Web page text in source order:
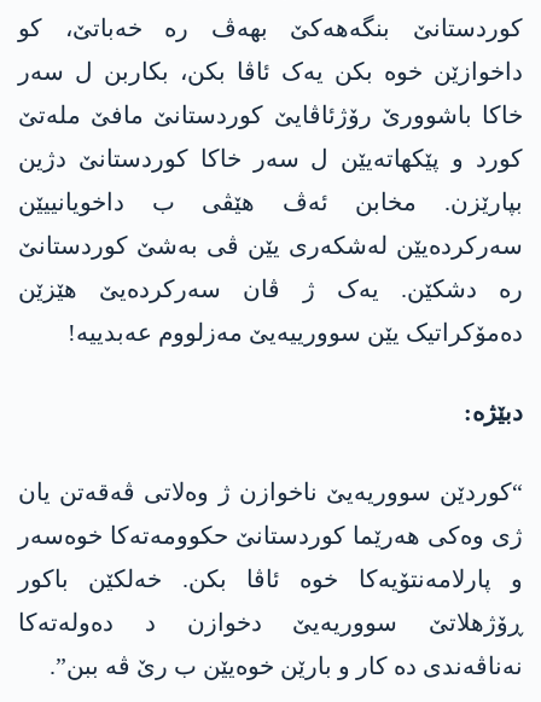
کوردستانێ بنگەھەکێ بھەڤ رە خەباتێ، کو
داخوازێن خوە بکن یەک ئاڤا بکن، بکاربن ل سەر
خاکا باشوورێ رۆژئاڤایێ کوردستانێ مافێ ملەتێ
کورد و پێکھاتەیێن ل سەر خاکا کوردستانێ دژین
بپارێزن. مخابن ئەڤ ھێڤی ب داخویانییێن
سەرکردەیێن لەشکەری یێن ڤی بەشێ کوردستانێ
رە دشکێن. یەک ژ ڤان سەرکردەیێ ھێزێن
دەمۆکراتیک یێن سوورییەیێ مەزلووم عەبدییە!
دبێژە:
“کوردێن سووریەیێ ناخوازن ژ وەلاتی ڤەقەتن یان
ژی وەکی ھەرێما کوردستانێ حکوومەتەکا خوەسەر
و پارلامەنتۆیەکا خوە ئاڤا بکن. خەلکێن باکور
ڕۆژھلاتێ سووریەیێ دخوازن د دەولەتەکا
نەناڤەندی دە کار و بارێن خوەیێن ب رێ ڤە ببن”.